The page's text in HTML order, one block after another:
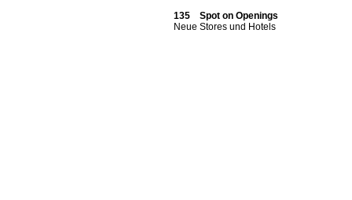
135 Spot on Openings
Neue Stores und Hotels